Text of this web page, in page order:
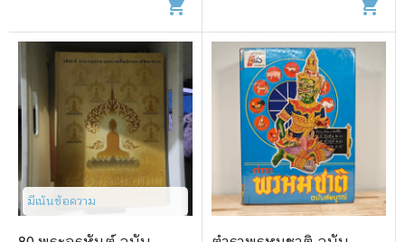
shopping_cart shopping_cart
มีเน้นข้อความ